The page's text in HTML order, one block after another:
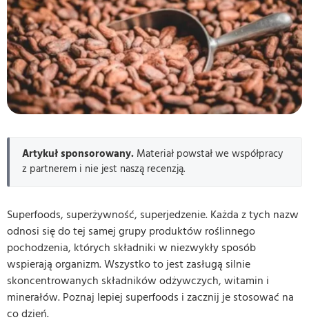
Artykuł sponsorowany.Materiał powstał we współpracy
z partnerem i nie jest naszą recenzją.
Superfoods, superżywność, superjedzenie. Każda z tych nazw
odnosi się do tej samej grupy produktów roślinnego
pochodzenia, których składniki w niezwykły sposób
wspierają organizm. Wszystko to jest zasługą silnie
skoncentrowanych składników odżywczych, witamin i
minerałów. Poznaj lepiej superfoods i zacznij je stosować na
co dzień.